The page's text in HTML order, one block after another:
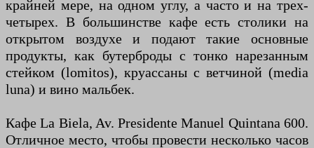
крайней мере, на одном углу, а часто и на трех-
четырех. В большинстве кафе есть столики на
открытом воздухе и подают такие основные
продукты, как бутерброды с тонко нарезанным
стейком (lomitos), круассаны с ветчиной (media
luna) и вино мальбек.
Кафе La Biela, Av. Presidente Manuel Quintana 600.
Отличное место, чтобы провести несколько часов